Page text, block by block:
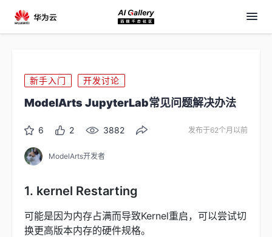
新手入门 开发讨论
ModelArts JupyterLab常见问题解决办法
6 2 3882 发布于62个月以前
ModelArts开发者
1. kernel Restarting
可能是因为内存占满而导致Kernel重启，可以尝试切
换更高版本内存的硬件规格。